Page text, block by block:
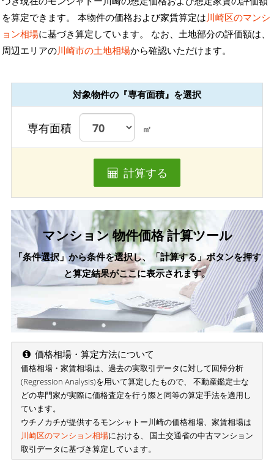
を算定できます。 本物件の価格および家賃算定は川崎区のマンシ
ョン相場に基づき算定しています。 なお、土地部分の評価額は、
周辺エリアの川崎市の土地相場から確認いただけます。
対象物件の『専有面積』を選択
専有面積 ㎡
計算する
マンション 物件価格 計算ツール
「条件選択」から条件を選択し、「計算する」ボタンを押す
と算定結果がここに表示されます。
価格相場・算定方法について
価格相場・家賃相場は、過去の実取引データに対して回帰分析
(Regression Analysis)を用いて算定したもので、 不動産鑑定士な
どの専門家が実際に価格査定を行う際と同等の算定手法を適用し
ています。
ウチノカチが提供するモンシャトー川崎の価格相場、家賃相場は
川崎区のマンション相場における、 国土交通省の中古マンション
取引データに基づき算定しています。